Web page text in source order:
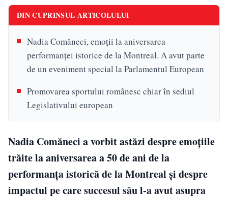
DIN CUPRINSUL ARTICOLULUI
Nadia Comăneci, emoții la aniversarea
performanței istorice de la Montreal. A avut parte
de un eveniment special la Parlamentul European
Promovarea sportului românesc chiar în sediul
Legislativului european
Nadia Comăneci a vorbit astăzi despre emoțiile
trăite la aniversarea a 50 de ani de la
performanța istorică de la Montreal și despre
impactul pe care succesul său l-a avut asupra